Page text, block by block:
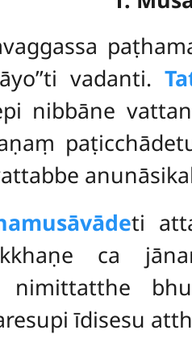
vadanti.
nibbāne
vattabbe
ti
ca
īdisesu